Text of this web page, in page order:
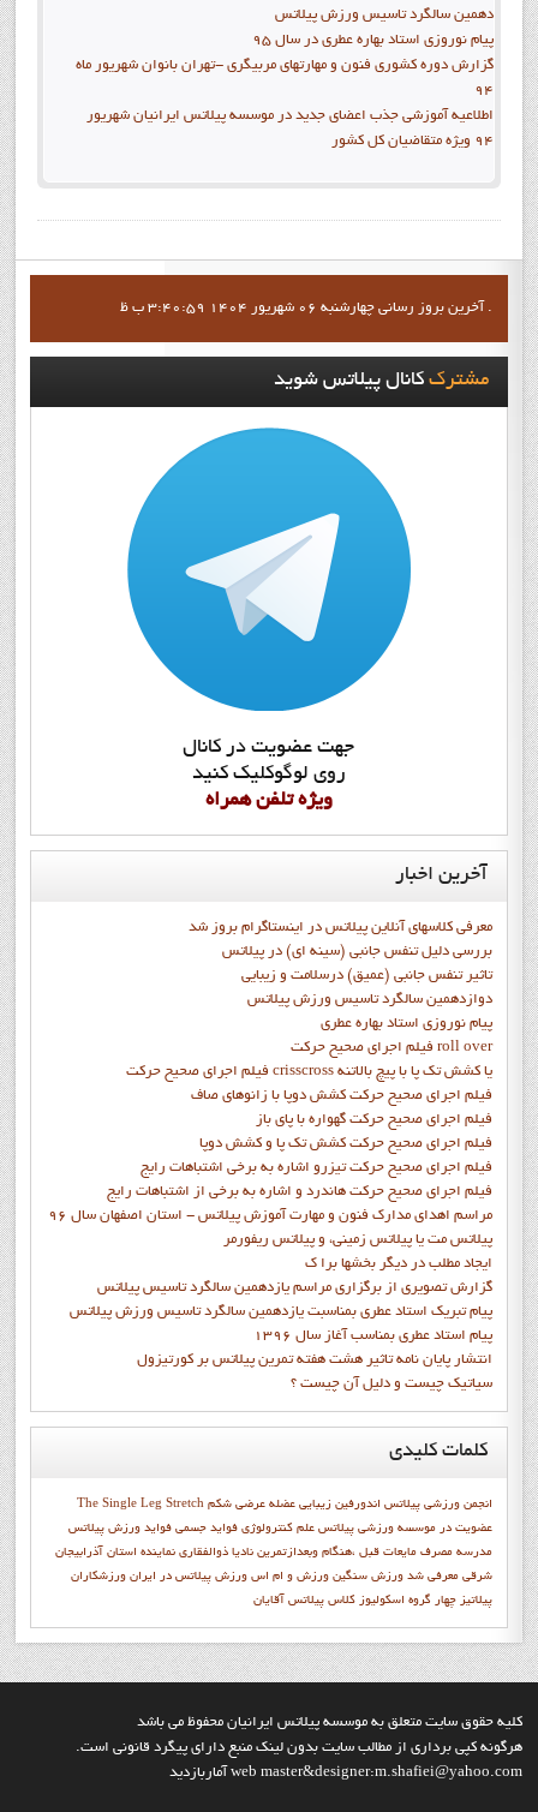
دهمين سالگرد تاسيس ورزش پيلاتس
پيام نوروزي استاد بهاره عطري در سال 95
گزارش دوره کشوري فنون و مهارتهاي مربيگري -تهران بانوان شهريور ماه
94
اطلاعيه آموزشي جذب اعضاي جديد در موسسه پيلاتس ايرانيان شهريور
94 ويژه متقاضيان کل کشور
آخرين بروز رساني چهارشنبه 06 شهریور 1404 3:40:59 ب ظ .
مشترککانال پيلاتس شويد
جهت عضويت در کانال
روي لوگوکليک کنيد
ويژه تلفن همراه
آخرین اخبار
معرفی کلاسهای آنلاین پیلاتس در اینستاگرام بروز شد
بررسی دلیل تنفس جانبی (سینه ای) در پیلاتس
تاثیر تنفس جانبی (عمیق) درسلامت و زیبایی
دوازدهمين سالگرد تاسيس ورزش پيلاتس
پيام نوروزي استاد بهاره عطري
فيلم اجراي صحيح حرکت roll over
فيلم اجراي صحيح حركت crisscross يا كشش تك پا با پيچ بالاتنه
فيلم اجراي صحيح حرکت كشش دوپا با زانوهاي صاف
فيلم اجراي صحيح حرکت گهواره با پاي باز
فيلم اجراي صحيح حرکت کشش تک پا و کشش دوپا
فيلم اجراي صحيح حرکت تيزرو اشاره به برخي اشتباهات رايج
فيلم اجراي صحيح حرکت هاندرد و اشاره به برخي از اشتباهات رايج
مراسم اهدای مدارک فنون و مهارت آموزش پیلاتس - استان اصفهان سال 96
پیلاتس مت یا پیلاتس زمینی، و پیلاتس ریفورمر
ايجاد مطلب در ديگر بخشها برا ک
گزارش تصويري از برگزاري مراسم يازدهمين سالگرد تاسيس پيلاتس
پيام تبريک استاد عطري بمناسبت يازدهمين سالگرد تاسيس ورزش پيلاتس
پيام استاد عطري بمناسب آغاز سال 1396
انتشار پايان نامه تاثیر هشت هفته تمرین پیلاتس بر کورتیزول
سیاتیک چیست و دلیل آن چیست ؟
کلماتکلیدی
The Single Leg Stretch انجمن ورزشي پيلاتس اندورفین زیبایی عضله عرضی شکم
عضويت در موسسه ورزشي پيلاتس علم کنترولوژي فواید جسمی فواید ورزش پیلاتس
مدرسه مصرف مایعات قبل ،هنگام وبعدازتمرین ناديا ذوالفقاري نماينده استان آذرابيجان
شرقي معرفي شد ورزش سنگین ورزش و ام اس ورزش پیلاتس در ایران ورزشکاران
پيلاتيز چهار گروه اسکولیوز کلاس پیلاتس آقایان
کليه حقوق سايت متعلق به موسسه پيلاتس ايرانيان محفوظ مي باشد
هرگونه کپي برداري از مطالب سايت بدون لينک منبع داراي پيگرد قانوني است.
web master&designer:m.shafiei@yahoo.com آماربازديد